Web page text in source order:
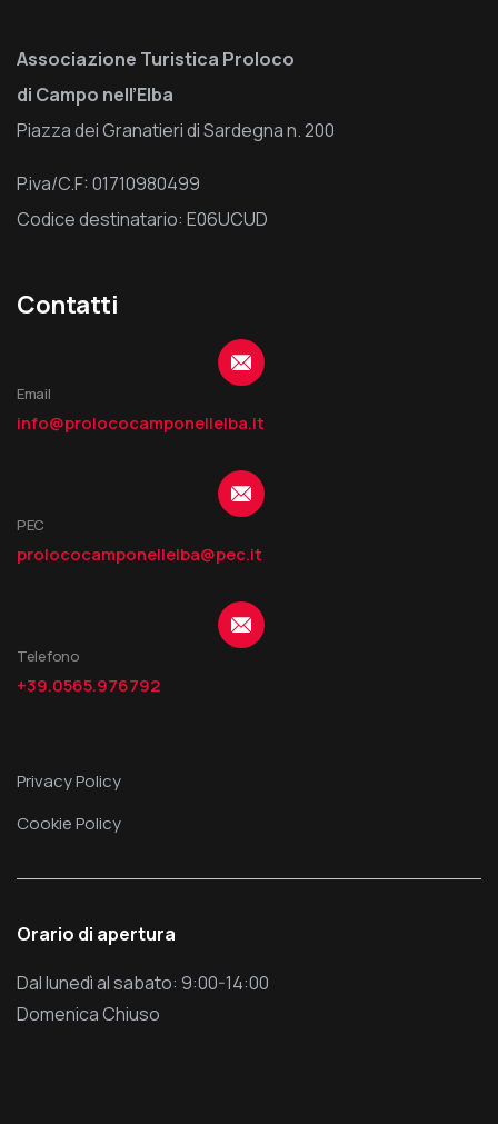
Associazione Turistica Proloco
di Campo nell’Elba
Piazza dei Granatieri di Sardegna n. 200
P.iva/C.F: 01710980499
Codice destinatario: E06UCUD
Contatti
Email
info@prolococamponellelba.it
PEC
prolococamponellelba@pec.it
Telefono
+39.0565.976792
Privacy Policy
Cookie Policy
Orario di apertura
Dal lunedì al sabato: 9:00-14:00
Domenica Chiuso